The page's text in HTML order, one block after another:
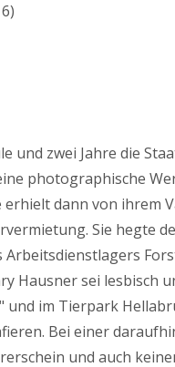
zwei Jahre die
photographische
erhielt dann von ihrem
Sie hegte
Hausner sei lesbisch
im Tierpark
Bei einer
und auch